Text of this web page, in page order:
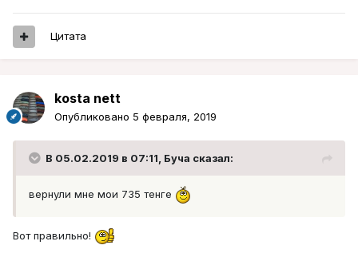
Цитата
kosta nett
Опубликовано 5 февраля, 2019
В 05.02.2019 в 07:11, Буча сказал:
вернули мне мои 735 тенге
Вот правильно!